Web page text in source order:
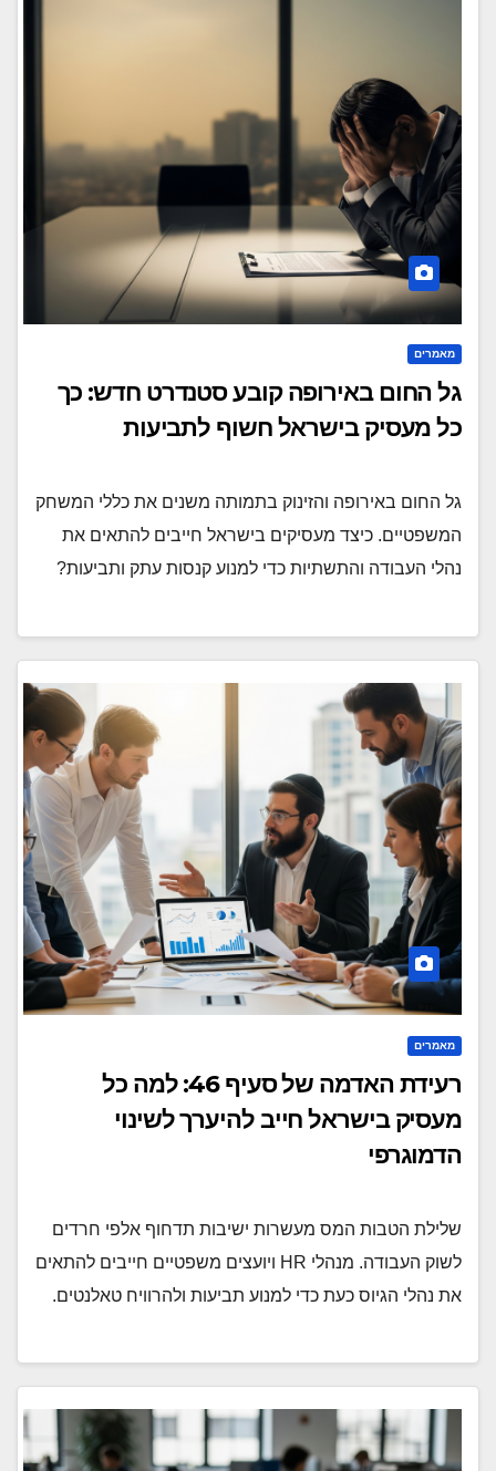
מאמרים
גל החום באירופה קובע סטנדרט חדש: כך
כל מעסיק בישראל חשוף לתביעות
גל החום באירופה והזינוק בתמותה משנים את כללי המשחק
המשפטיים. כיצד מעסיקים בישראל חייבים להתאים את
נהלי העבודה והתשתיות כדי למנוע קנסות עתק ותביעות?
מאמרים
רעידת האדמה של סעיף 46: למה כל
מעסיק בישראל חייב להיערך לשינוי
הדמוגרפי
שלילת הטבות המס מעשרות ישיבות תדחוף אלפי חרדים
לשוק העבודה. מנהלי HR ויועצים משפטיים חייבים להתאים
את נהלי הגיוס כעת כדי למנוע תביעות ולהרוויח טאלנטים.